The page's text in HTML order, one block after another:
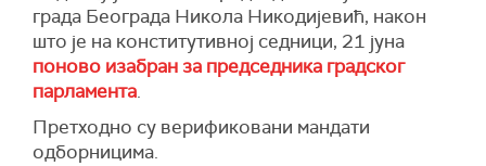
града Београда Никола Никодијевић, након
што је на конститутивној седници, 21 јуна
поново изабран за председника градског
парламента.
Претходно су верификовани мандати
одборницима.